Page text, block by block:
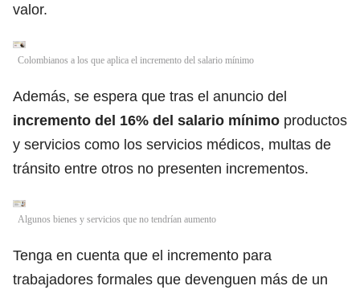
valor.
Colombianos a los que aplica el incremento del salario mínimo
Además, se espera que tras el anuncio del
incremento del 16% del salario mínimo productos
y servicios como los servicios médicos, multas de
tránsito entre otros no presenten incrementos.
Algunos bienes y servicios que no tendrían aumento
Tenga en cuenta que el incremento para
trabajadores formales que devenguen más de un